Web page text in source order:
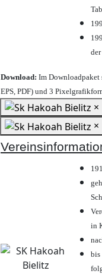
Download: Im Downloadpaket
EPS, PDF) und 3
×
×
in
bis